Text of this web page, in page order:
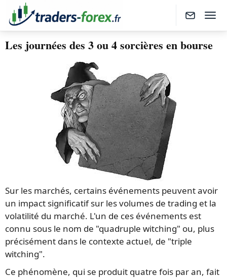
Les journées des 3 ou 4 sorcières en bourse
Sur les marchés, certains événements peuvent avoir
un impact significatif sur les volumes de trading et la
volatilité du marché. L'un de ces événements est
connu sous le nom de "quadruple witching" ou, plus
précisément dans le contexte actuel, de "triple
witching".
Ce phénomène, qui se produit quatre fois par an, fait